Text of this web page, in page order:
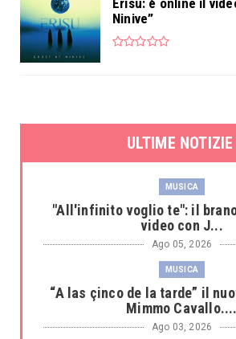
Ninive”
ULTIME NOTIZIE
MUSICA
"All'infinito voglio te": il
video con J...
Ago 05, 2026
MUSICA
“A las çinco de la tarde” il
Mimmo Cavallo....
Ago 03, 2026